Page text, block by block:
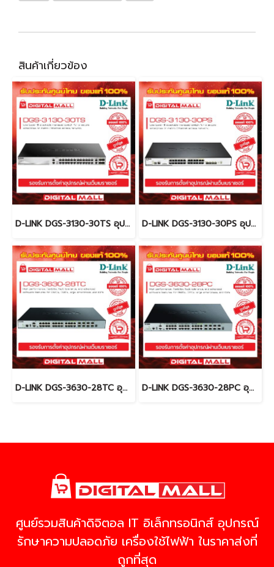
สินค้าเกี่ยวข้อง
D-LINK DGS-3130-30TS อุปกรณ์ขยายสัญญาณ (Switch) D-LINK DGS-3130-30PS อุปกรณ์ขยายสัญญาณ (Switch)
D-LINK DGS-3630-28TC อุปกรณ์ขยายสัญญาณ (Switch) D-LINK DGS-3630-28PC อุปกรณ์ขยายสัญญาณ (Switch)
ศูนย์รวมสินค้าดิจิตอล IT อิเล็กทรอนิกส์ อุปกรณ์
รักษาความปลอดภัย เครื่องใช้ไฟฟ้า ในราคาส่งที่
ถูกที่สุด